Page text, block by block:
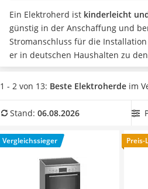
AEG-Waschmaschine
Saug-Wisch-Roboter
Handstaubsauger
Milchaufschäumer
Kondenstrockner
Reiskocher
Tierhaarstaubsauger
Nespresso-Maschine
Messerschärfer
Ein Elektroherd ist kinderleicht
günstig in der Anschaffung und
Stromanschluss für die
er in deutschen Haushalten zu
gehört. Wählen Sie aus unserer
ein Standgerät, wenn Sie Ihren
in Ihre Küchenzeile integrieren
seinen Eigenschaften.
1 - 2 von 13: Beste Elektroherde im
Stand: 06.08.2026
Vergleichssieger